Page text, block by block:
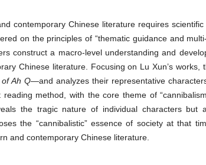
contemporary Chinese literature requires
on the principles of “thematic guidance and
construct a macro-level understanding and
Chinese literature. Focusing on Lu Xun’s works,
Ah Q—and analyzes their representative
method, with the core theme of
the tragic nature of individual characters but
the “cannibalistic” essence of society at that
and contemporary Chinese literature.